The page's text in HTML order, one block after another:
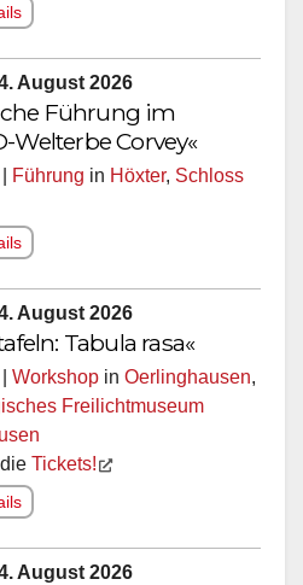
August 2026
Führung im
Welterbe Corvey«
Führung in Höxter, Schloss
August 2026
Tabula rasa«
Workshop in Oerlinghausen,
Freilichtmuseum
Tickets!
August 2026